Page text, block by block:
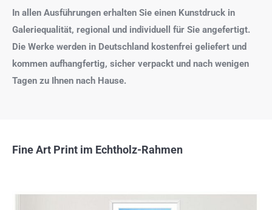
In allen Ausführungen erhalten Sie einen Kunstdruck in
Galeriequalität, regional und individuell für Sie angefertigt.
Die Werke werden in Deutschland kostenfrei geliefert und
kommen aufhangfertig, sicher verpackt und nach wenigen
Tagen zu Ihnen nach Hause.
Fine Art Print im Echtholz-Rahmen